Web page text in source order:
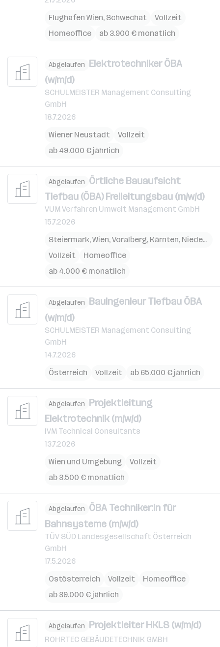
Flughafen Wien, Schwechat
Vollzeit
Homeoffice
ab 3.900 € monatlich
Abgelaufen Elektrotechniker ÖBA
(w/m/d)
SCHULMEISTER Management Consulting
GmbH
18.7.2026
Wiener Neustadt
Vollzeit
ab 49.000 € jährlich
Abgelaufen Örtliche Bauaufsicht
Tiefbau (ÖBA) Freileitungsbau (m/w/d)
VUM Verfahren Umwelt Management GmbH
15.7.2026
Steiermark,Wien,Voralberg, Kärnten, Niederösterreich
Vollzeit
Homeoffice
ab 4.000 € monatlich
Abgelaufen Bauingenieur Tiefbau ÖBA
(w/m/d)
SCHULMEISTER Management Consulting
GmbH
14.7.2026
Österreich
Vollzeit ab 65.000 € jährlich
Abgelaufen Projektleitung
Elektrotechnik (m/w/d)
IVM Technical Consultants
13.7.2026
Wien und Umgebung
Vollzeit
ab 3.500 € monatlich
Abgelaufen ÖBA Techniker:in für
Bahnsysteme (m/w/d)
TÜV SÜD Landesgesellschaft Österreich
GmbH
17.5.2026
Ostösterreich
Vollzeit
Homeoffice
ab 39.000 € jährlich
Abgelaufen Projektleiter HKLS (w/m/d)
ROHRTEC GEBÄUDETECHNIK GMBH